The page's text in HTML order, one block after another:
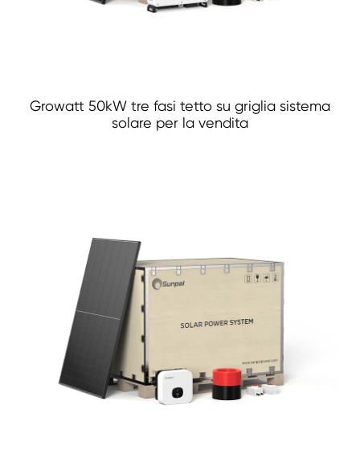
Growatt 50kW tre fasi tetto su griglia sistema
solare per la vendita